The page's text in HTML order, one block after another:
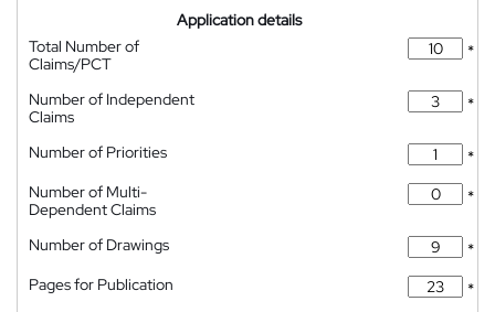
Application details
Total Number of
Claims/PCT
*
Number of Independent
Claims
*
Number of Priorities
*
Number of Multi-
Dependent Claims
*
Number of Drawings
*
Pages for Publication
*